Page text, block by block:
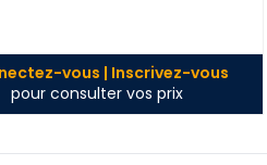
vous | Inscrivez-vous
pour consulter vos prix